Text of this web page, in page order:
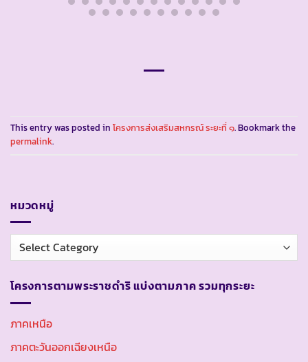
This entry was posted in โครงการส่งเสริมสหกรณ์ ระยะที่ ๑. Bookmark the
permalink.
หมวดหมู่
หมวด
หมู่
โครงการตามพระราชดำริ แบ่งตามภาค รวมทุกระยะ
ภาคเหนือ
ภาคตะวันออกเฉียงเหนือ